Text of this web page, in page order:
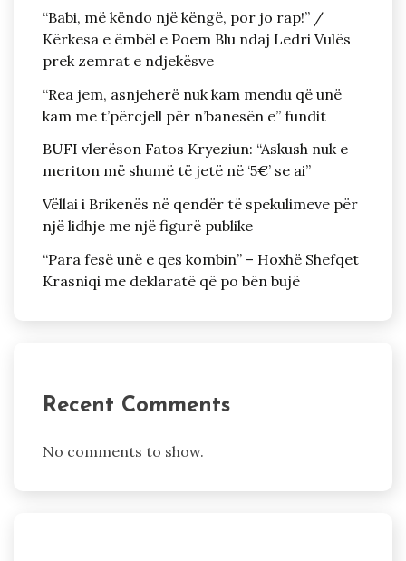
“Babi, më këndo një këngë, por jo rap!” /
Kërkesa e ëmbël e Poem Blu ndaj Ledri Vulës
prek zemrat e ndjekësve
“Rea jem, asnjeherë nuk kam mendu që unë
kam me t’përcjell për n’banesën e” fundit
BUFI vlerëson Fatos Kryeziun: “Askush nuk e
meriton më shumë të jetë në ‘5€’ se ai”
Vëllai i Brikenës në qendër të spekulimeve për
një lidhje me një figurë publike
“Para fesë unë e qes kombin” – Hoxhë Shefqet
Krasniqi me deklaratë që po bën bujë
Recent Comments
No comments to show.